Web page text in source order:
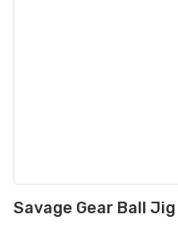
Savage Gear Ball